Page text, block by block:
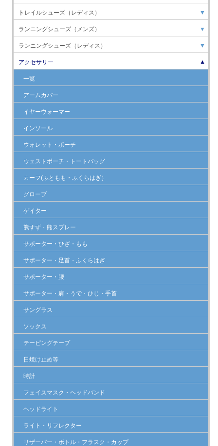
トレイルシューズ（レディス） ▼
ランニングシューズ（メンズ） ▼
ランニングシューズ（レディス） ▼
アクセサリー ▼
一覧
アームカバー
イヤーウォーマー
インソール
ウォレット・ポーチ
ウェストポーチ・トートバッグ
カーフ(ふともも・ふくらはぎ）
グローブ
ゲイター
熊すず・熊スプレー
サポーター・ひざ・もも
サポーター・足首・ふくらはぎ
サポーター・腰
サポーター・肩・うで・ひじ・手首
サングラス
ソックス
テーピングテープ
日焼け止め等
時計
フェイスマスク・ヘッドバンド
ヘッドライト
ライト・リフレクター
リザーバー・ボトル・フラスク・カップ